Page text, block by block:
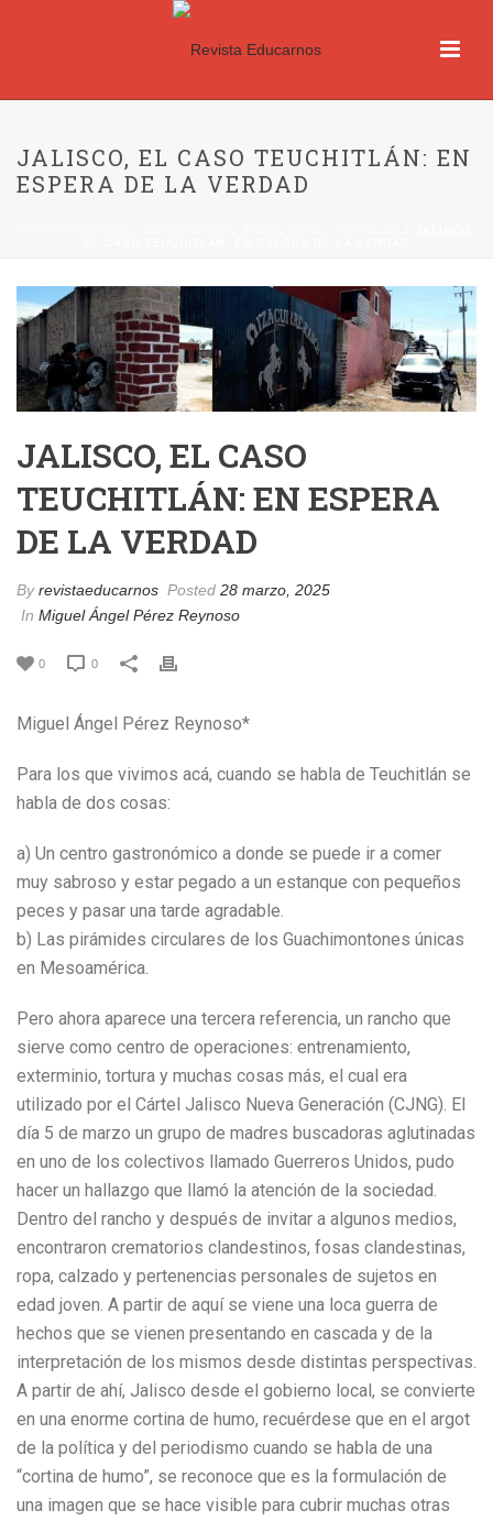
JALISCO, EL CASO TEUCHITLÁN: EN
ESPERA DE LA VERDAD
JALISCO, EL CASO
TEUCHITLÁN: EN ESPERA
DE LA VERDAD
Byrevistaeducarnos Posted 28 marzo, 2025
In Miguel Ángel Pérez Reynoso
0 0
Miguel Ángel Pérez Reynoso*
Para los que vivimos acá, cuando se habla de Teuchitlán se
habla de dos cosas:
a) Un centro gastronómico a donde se puede ir a comer
muy sabroso y estar pegado a un estanque con pequeños
peces y pasar una tarde agradable.
b) Las pirámides circulares de los Guachimontones únicas
en Mesoamérica.
Pero ahora aparece una tercera referencia, un rancho que
sierve como centro de operaciones: entrenamiento,
exterminio, tortura y muchas cosas más, el cual era
utilizado por el Cártel Jalisco Nueva Generación (CJNG). El
día 5 de marzo un grupo de madres buscadoras aglutinadas
en uno de los colectivos llamado Guerreros Unidos, pudo
hacer un hallazgo que llamó la atención de la sociedad.
Dentro del rancho y después de invitar a algunos medios,
encontraron crematorios clandestinos, fosas clandestinas,
ropa, calzado y pertenencias personales de sujetos en
edad joven. A partir de aquí se viene una loca guerra de
hechos que se vienen presentando en cascada y de la
interpretación de los mismos desde distintas perspectivas.
A partir de ahí, Jalisco desde el gobierno local, se convierte
en una enorme cortina de humo, recuérdese que en el argot
de la política y del periodismo cuando se habla de una
“cortina de humo”, se reconoce que es la formulación de
una imagen que se hace visible para cubrir muchas otras